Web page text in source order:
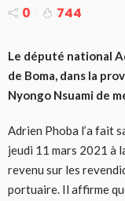
0 744
Le député national
de Boma, dans la
Nyongo Nsuami de
Adrien Phoba l’a fait
jeudi 11 mars 2021 à
revenu sur les
portuaire. Il affirme